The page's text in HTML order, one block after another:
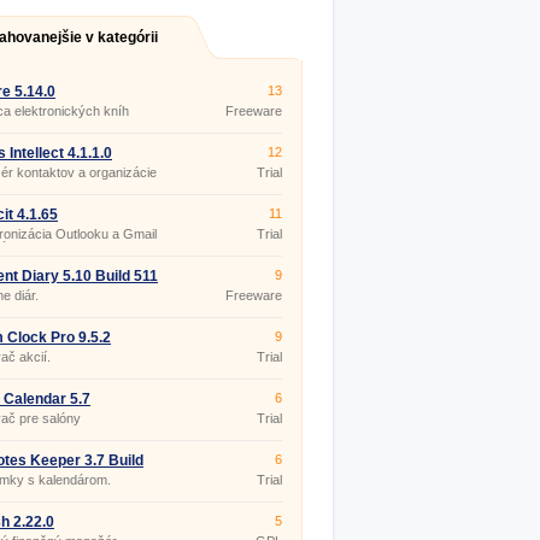
v kategórii
5.14.0
elektronických kníh
13
Freeware
Intellect 4.1.1.0
kontaktov a organizácie
12
Trial
4.1.65
Outlooku a Gmail
11
Trial
Diary 5.10 Build 511
diár.
9
Freeware
Clock Pro 9.5.2
akcií.
9
Trial
Calendar 5.7
pre salóny
6
Trial
Keeper 3.7 Build
s kalendárom.
6
Trial
2.22.0
5